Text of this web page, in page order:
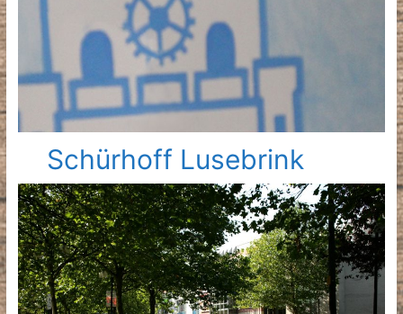
Schürhoff Lusebrink